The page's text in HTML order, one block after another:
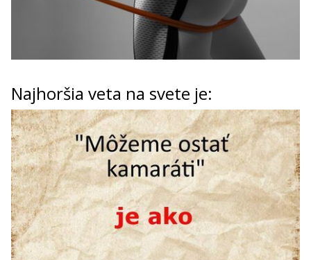
Najhoršia veta na svete je: